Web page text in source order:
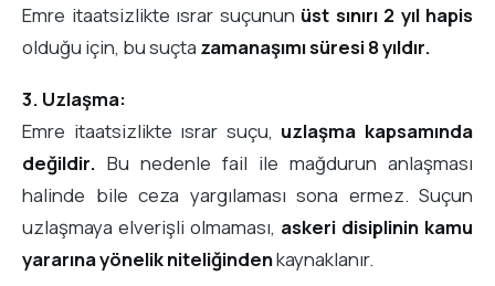
Emre itaatsizlikte ısrar suçunun üst sınırı 2 yıl hapis
olduğu için, bu suçta zamanaşımı süresi 8 yıldır.
3. Uzlaşma:
Emre itaatsizlikte ısrar suçu, uzlaşma kapsamında
değildir. Bu nedenle fail ile mağdurun anlaşması
halinde bile ceza yargılaması sona ermez. Suçun
uzlaşmaya elverişli olmaması, askeri disiplinin kamu
yararına yönelik niteliğindenkaynaklanır.